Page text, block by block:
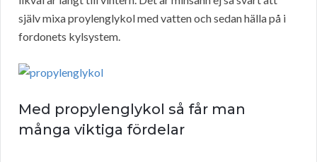
själv mixa proylenglykol med vatten och sedan hälla på i
fordonets kylsystem.
Med propylenglykol så får man
många viktiga fördelar